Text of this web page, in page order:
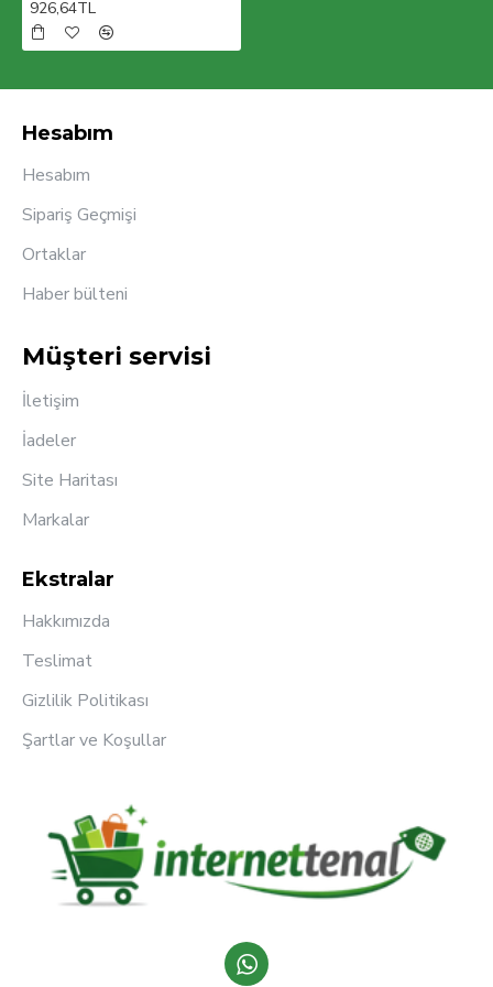
926,64TL
Hesabım
Hesabım
Sipariş Geçmişi
Ortaklar
Haber bülteni
Müşteri servisi
İletişim
İadeler
Site Haritası
Markalar
Ekstralar
Hakkımızda
Teslimat
Gizlilik Politikası
Şartlar ve Koşullar